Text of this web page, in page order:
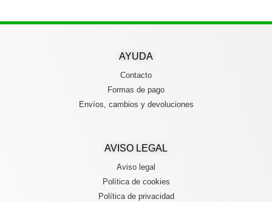
AVISO LEGAL
Aviso legal
Política de cookies
Política de privacidad
AYUDA
Contacto
Formas de pago
Envíos, cambios y devoluciones